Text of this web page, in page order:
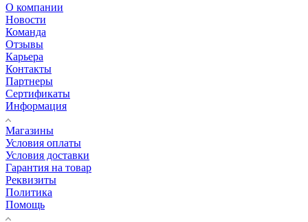
О компании
Новости
Команда
Отзывы
Карьера
Контакты
Партнеры
Сертификаты
Информация
Магазины
Условия оплаты
Условия доставки
Гарантия на товар
Реквизиты
Политика
Помощь